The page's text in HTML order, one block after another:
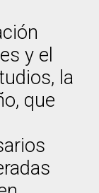
y el
la
que